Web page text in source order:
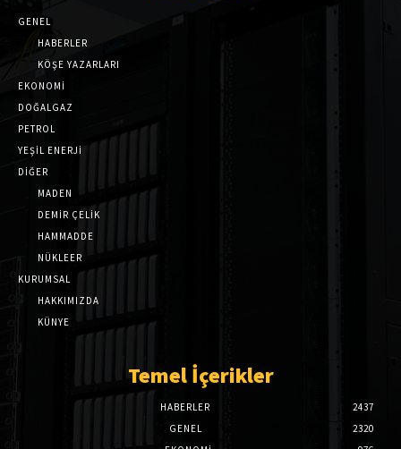
GENEL
HABERLER
KÖŞE YAZARLARI
EKONOMİ
DOĞALGAZ
PETROL
YEŞİL ENERJİ
DİĞER
MADEN
DEMİR ÇELİK
HAMMADDE
NÜKLEER
KURUMSAL
HAKKIMIZDA
KÜNYE
Temel İçerikler
HABERLER
2437
GENEL
2320